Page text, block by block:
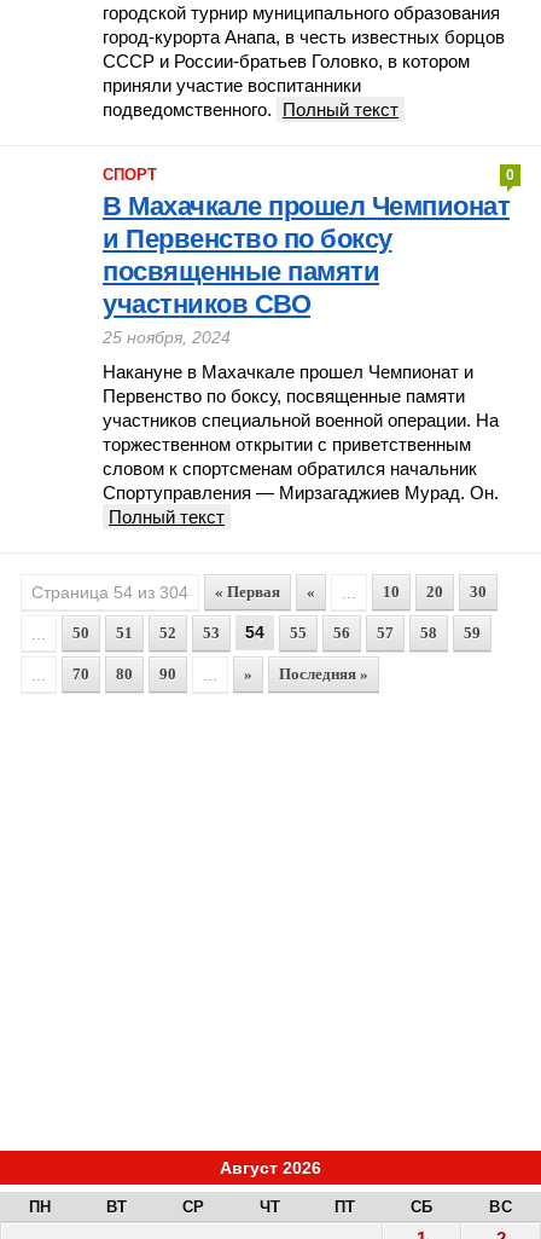
городской турнир муниципального образования
город-курорта Анапа, в честь известных борцов
СССР и России-братьев Головко, в котором
приняли участие воспитанники
подведомственного.
Полный текст
СПОРТ 0
В Махачкале прошел Чемпионат
и Первенство по боксу
посвященные памяти
участников СВО
25 ноября, 2024
Накануне в Махачкале прошел Чемпионат и
Первенство по боксу, посвященные памяти
участников специальной военной операции. На
торжественном открытии с приветственным
словом к спортсменам обратился начальник
Спортуправления — Мирзагаджиев Мурад. Он.
Полный текст
Страница 54 из 304 « Первая « 10 20 30
50 51 52 53 54 55 56 57 58 59
70 80 90 » Последняя »
Август 2026
ПН ВТ СР ЧТ ПТ СБ ВС